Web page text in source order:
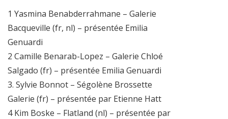
1 Yasmina Benabderrahmane – Galerie
Bacqueville (fr, nl) – présentée Emilia
Genuardi
2 Camille Benarab-Lopez – Galerie Chloé
Salgado (fr) – présentée Emilia Genuardi
3. Sylvie Bonnot – Ségolène Brossette
Galerie (fr) – présentée par Etienne Hatt
4 Kim Boske – Flatland (nl) – présentée par